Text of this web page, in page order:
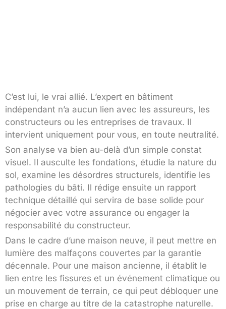
C’est lui, le vrai allié. L’expert en bâtiment
indépendant n’a aucun lien avec les assureurs, les
constructeurs ou les entreprises de travaux. Il
intervient uniquement pour vous, en toute neutralité.
Son analyse va bien au-delà d’un simple constat
visuel. Il ausculte les fondations, étudie la nature du
sol, examine les désordres structurels, identifie les
pathologies du bâti. Il rédige ensuite un rapport
technique détaillé qui servira de base solide pour
négocier avec votre assurance ou engager la
responsabilité du constructeur.
Dans le cadre d’une maison neuve, il peut mettre en
lumière des malfaçons couvertes par la garantie
décennale. Pour une maison ancienne, il établit le
lien entre les fissures et un événement climatique ou
un mouvement de terrain, ce qui peut débloquer une
prise en charge au titre de la catastrophe naturelle.